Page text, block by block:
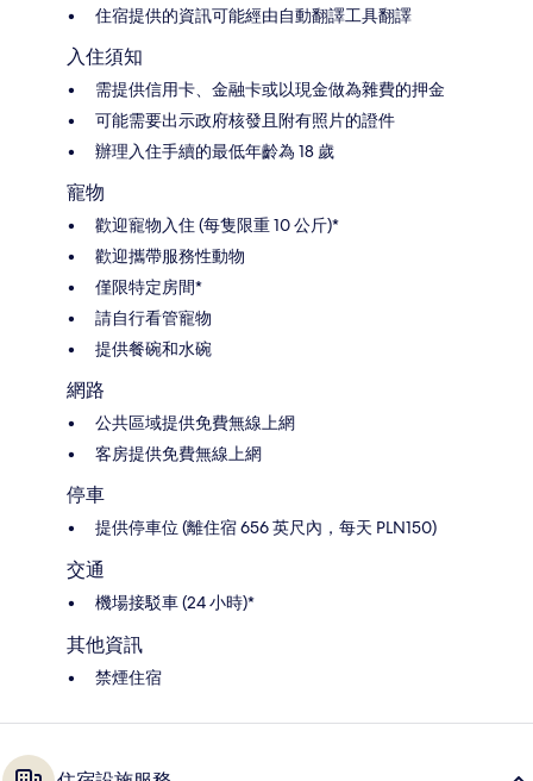
住宿提供的資訊可能經由自動翻譯工具翻譯
入住須知
需提供信用卡、金融卡或以現金做為雜費的押金
可能需要出示政府核發且附有照片的證件
辦理入住手續的最低年齡為 18 歲
寵物
歡迎寵物入住 (每隻限重 10 公斤)*
歡迎攜帶服務性動物
僅限特定房間*
請自行看管寵物
提供餐碗和水碗
網路
公共區域提供免費無線上網
客房提供免費無線上網
停車
提供停車位 (離住宿 656 英尺內，每天 PLN150)
交通
機場接駁車 (24 小時)*
其他資訊
禁煙住宿